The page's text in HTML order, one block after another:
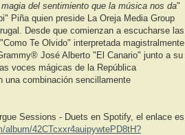
del sentimiento que la música nos da"
Piña quien preside La Oreja Media Group
Desde que comienzan a escucharse las
Te Olvido" interpretada magistralmente
José Alberto "El Canario" junto a su
voces mágicas de la República
una combinación sencillamente
Sessions - Duets en Spotify, el enlace es
album/42CTcxxr4auipywtePD8tH?